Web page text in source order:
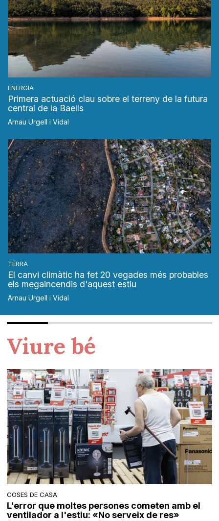
ENERGIA
Primera actuació clau sobre el terreny de la futura
central de la Baells
Arnau Urgell i Vidal
TERRA
El canvi climàtic ha fet 20 vegades més probables
els megaincendis d'aquest estiu
Arnau Urgell i Vidal
Viure bé
COSES DE CASA
L'error que moltes persones cometen amb el
ventilador a l'estiu: «No serveix de res»